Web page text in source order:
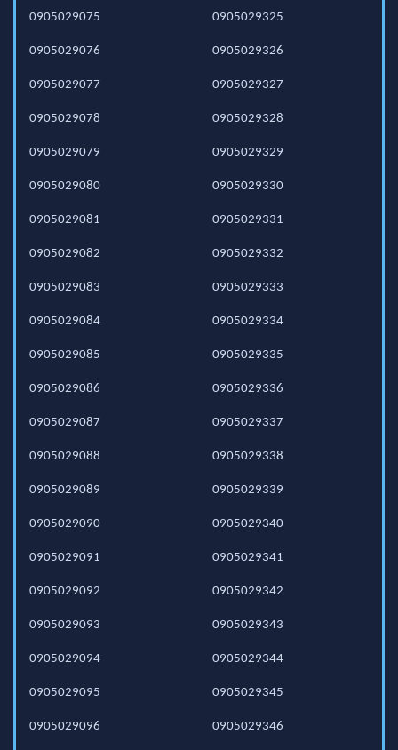
0905029075
0905029076
0905029077
0905029078
0905029079
0905029080
0905029081
0905029082
0905029083
0905029084
0905029085
0905029086
0905029087
0905029088
0905029089
0905029090
0905029091
0905029092
0905029093
0905029094
0905029095
0905029096
0905029325
0905029326
0905029327
0905029328
0905029329
0905029330
0905029331
0905029332
0905029333
0905029334
0905029335
0905029336
0905029337
0905029338
0905029339
0905029340
0905029341
0905029342
0905029343
0905029344
0905029345
0905029346